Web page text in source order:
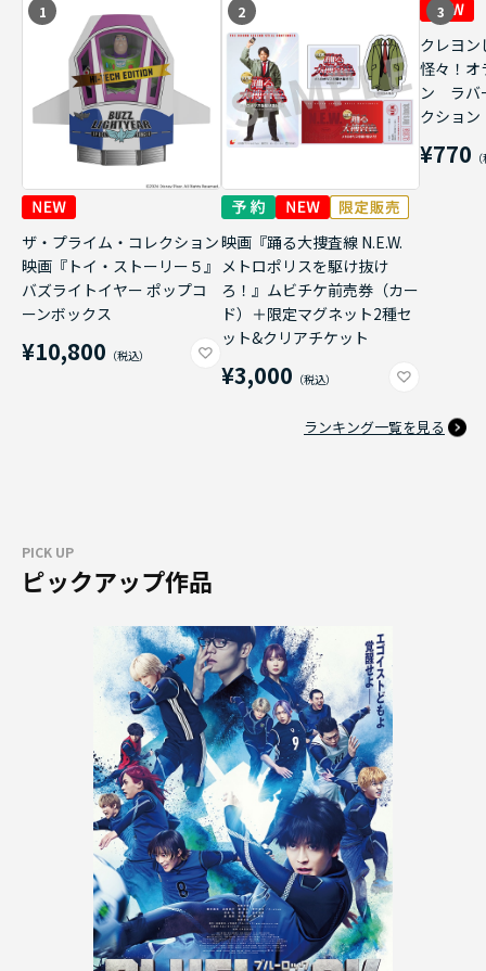
1
ザ・プライム・コレクション
映画『トイ・ストーリー５』
バズライトイヤー ポップコ
ーンボックス
¥10,800
2
映画『踊る大捜査線 N.E.W.
メトロポリスを駆け抜け
ろ！』ムビチケ前売券（カー
ド）＋限定マグネット2種セ
ット&クリアチケット
¥3,000
3
クレヨン
怪々！オ
ン ラバ
クショ
¥770
ランキング一覧を見る
PICK UP
ピックアップ作品